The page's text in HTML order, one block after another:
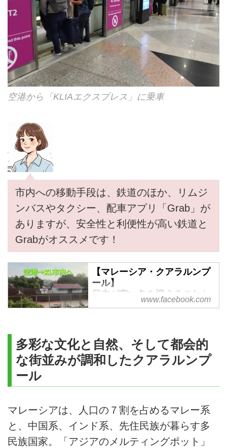
空港から「KLIAエクスプレス」に乗車
市内への移動手段は、鉄道のほか、リムジ
ンバスやタクシー、配車アプリ「Grab」が
ありますが、安全性と利便性が高い鉄道と
Grabがオススメです！
【マレーシア・クアラルンプ
ール】
日本が寒い冬を迎えるこれか
らが、マレーシアのゴルフベ
ルンプールへ視察＆取材に行
ってきました～！...
www.facebook.com
多彩な文化と自然、そして都会的
な街並みが調和したクアラルンプ
ール
マレーシアは、人口の７割を占めるマレー系
と、中国系、インド系、先住民族が暮らす多
民族国家。「アジアのメルティングポット」